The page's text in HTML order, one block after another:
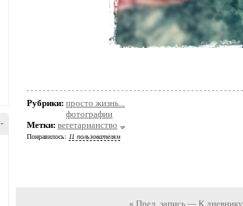
-
Рубрики: просто жизнь...
фотографии
Метки: вегетарианство
Понравилось: 11 пользователям
« Пред. запись — К дневнику